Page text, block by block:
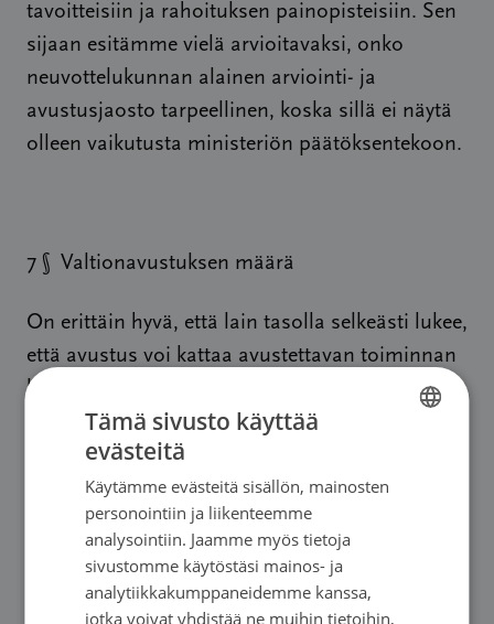
tavoitteisiin ja rahoituksen painopisteisiin. Sen
sijaan esitämme vielä arvioitavaksi, onko
neuvottelukunnan alainen arviointi- ja
avustusjaosto tarpeellinen, koska sillä ei näytä
olleen vaikutusta ministeriön päätöksentekoon.
7 § Valtionavustuksen määrä
On erittäin hyvä, että lain tasolla selkeästi lukee,
että avustus voi kattaa avustettavan toiminnan
kokonaiskustannukset täysimääräisesti.
Muita huomioita ja kommentteja
On erittäin tärkeä varmistaa, että muuttuva
rahoitusjärjestelmä mahdollistaa yhdistysten ja
FINNISH
Tämä sivusto käyttää
evästeitä
Käytämme evästeitä sisällön, mainosten
personointiin ja liikenteemme
analysointiin. Jaamme myös tietoja
sivustomme käytöstäsi mainos- ja
analytiikkakumppaneidemme kanssa,
jotka voivat yhdistää ne muihin tietoihin,